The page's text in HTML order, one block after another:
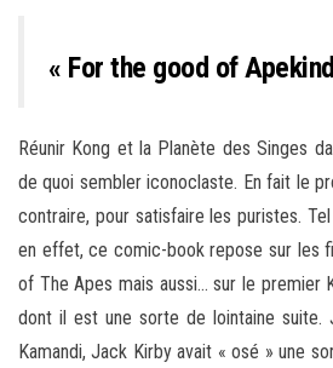
« For the good of
Réunir Kong et la Planète des Singes
de quoi sembler iconoclaste. En fait le
contraire, pour satisfaire les puristes. Tel
en effet, ce comic-book repose sur les
of The Apes mais aussi… sur le premier
dont il est une sorte de lointaine suite.
Kamandi, Jack Kirby avait « osé » une